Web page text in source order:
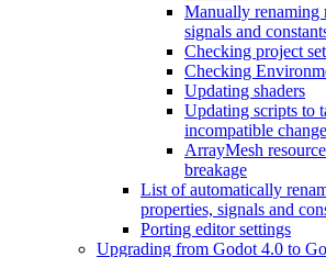
Manually renaming
signals and
Checking project
Checking
Updating shaders
Updating scripts to
incompatible
ArrayMesh
breakage
List of automatically
properties, signals and
Porting editor settings
Upgrading from Godot 4.0 to